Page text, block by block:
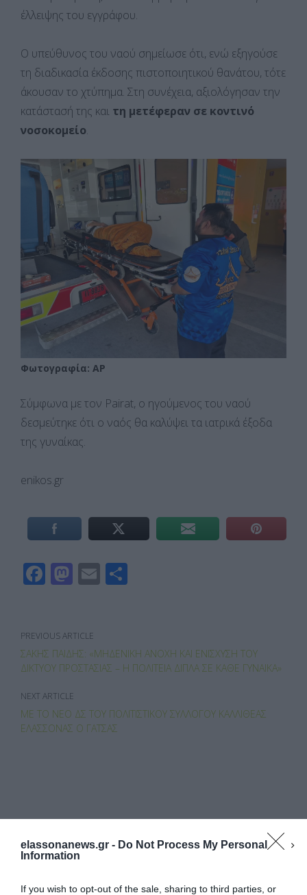
elassonanews.gr - Do Not Process My Personal
Information
If you wish to opt-out of the sale, sharing to third parties, or
έλλειψης του εγγράφου.
Ο υπεύθυνος του ναού σημείωσε ότι, ενώ εξηγούσε
τη διαδικασία έκδοσης πιστοποιητικού θανάτου, τότε
άκουσαν το χτύπημα. Στη συνέχεια, αξιολόγησαν την
κατάστασή της και τη μετέφεραν σε κοντινό
νοσοκομείο.
Φωτογραφία: AP
Σύμφωνα με τον Pairat, ο ηγούμενος του ναού
δεσμεύτηκε ότι ο ναός θα καλύψει τα ιατρικά έξοδα
της γυναίκας.
enikos.gr
F
b
o
k
M
d
o
E
σ
ίτ
ε
PREVIOUS ARTICLE
ΣΆΚΗΣ ΠΑΙΔΉΣ: «ΜΗΔΕΝΙΚΉ ΑΝΟΧΉ ΚΑΙ ΕΝΊΣΧΥΣΗ ΤΟΥ
ΔΙΚΤΎΟΥ ΠΡΟΣΤΑΣΊΑΣ – Η ΠΟΛΙΤΕΊΑ ΔΊΠΛΑ ΣΕ ΚΆΘΕ ΓΥΝΑΊΚΑ»
NEXT ARTICLE
ΜΕ ΤΟ ΝΈΟ ΔΣ ΤΟΥ ΠΟΛΙΤΙΣΤΙΚΟΎ ΣΥΛΛΌΓΟΥ ΚΑΛΛΙΘΈΑΣ
ΕΛΑΣΣΌΝΑΣ Ο ΓΆΤΣΑΣ